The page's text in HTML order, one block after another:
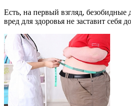
Есть, на первый взгляд, безобидные
вред для здоровья не заставит себя